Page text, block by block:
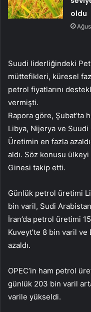
oldu
Suudi liderliğindeki
müttefikleri, küresel
petrol fiyatlarını
vermişti.
Rapora göre, Şubat’ta
Libya, Nijerya ve Suudi
Üretimin en fazla
aldı. Söz konusu ülkeyi
Ginesi takip etti.
Günlük petrol üretimi
bin varil, Sudi
İran’da petrol üretimi
Kuveyt’te 8 bin varil
azaldı.
OPEC’in ham petrol
günlük 203 bin varil
varile yükseldi.